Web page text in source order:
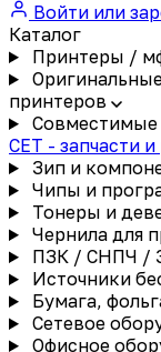
Войти или
Каталог
Принтеры /
принтеров
Совместимые
CET - запчасти
Зип и
Чипы и
Тонеры и
Чернила для
ПЗК / СНПЧ /
Источники
Бумага,
Сетевое
Офисное